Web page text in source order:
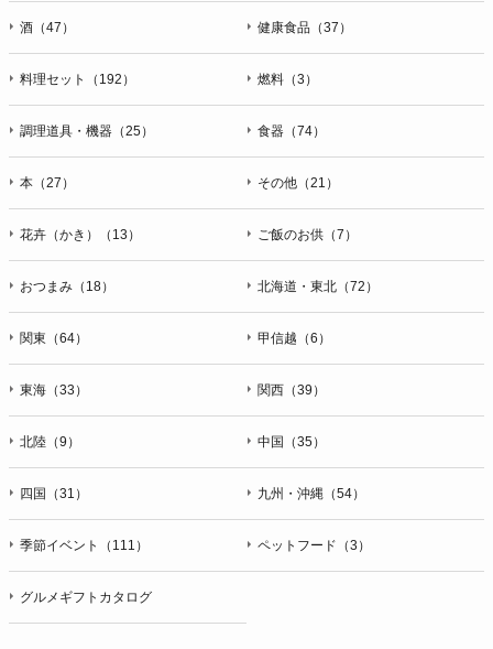
酒（47） 健康食品（37）
料理セット（192） 燃料（3）
調理道具・機器（25） 食器（74）
本（27） その他（21）
花卉（かき）（13） ご飯のお供（7）
おつまみ（18） 北海道・東北（72）
関東（64） 甲信越（6）
東海（33） 関西（39）
北陸（9） 中国（35）
四国（31） 九州・沖縄（54）
季節イベント（111） ペットフード（3）
グルメギフトカタログ